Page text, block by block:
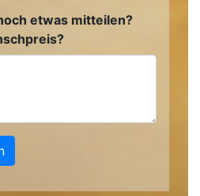
etwas mitteilen?